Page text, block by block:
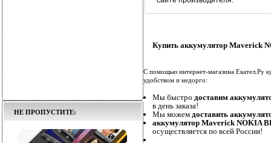
НЕ ПРОПУСТИТЕ:
Купить аккумулятор Maverick
С помощью интернет-магазина Екател.Ру
удобством и недорго:
Мы быстро доставим
в день заказа!
Мы можем доставить
аккумулятор Maverick NOKIA
осуществляется по всей России!